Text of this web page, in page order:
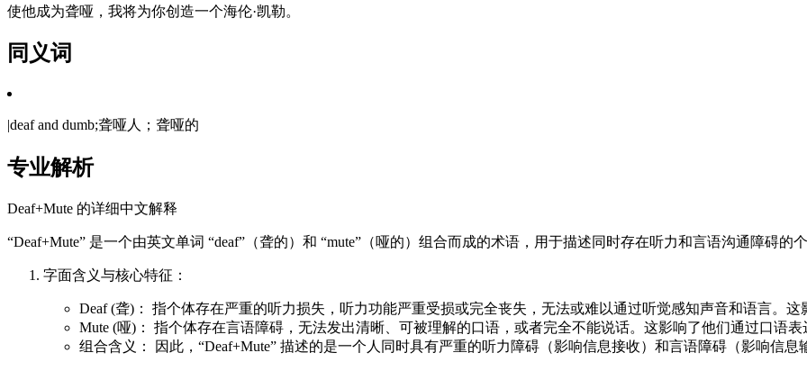
使他成为聋哑，我将为你创造一个海伦·凯勒。
同义词
|deaf and dumb;聋哑人；聋哑的
专业解析
Deaf+Mute 的详细中文解释
“Deaf+Mute” 是一个由英文单词 “deaf”（聋的）和 “mute”（哑的）组合而成的术语，用于描述同时存在听力和言语沟通障碍的
字面含义与核心特征：
Deaf (聋)： 指个体存在严重的听力损失，听力功能严重受损或完全丧失，无法或难以通过听觉感知声音和语言。这
Mute (哑)： 指个体存在言语障碍，无法发出清晰、可被理解的口语，或者完全不能说话。这影响了他们通过口语表
组合含义： 因此，“Deaf+Mute” 描述的是一个人同时具有严重的听力障碍（影响信息接收）和言语障碍（影响信息